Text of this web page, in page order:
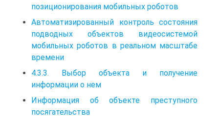
позиционирования мобильных роботов
Автоматизированный контроль состояния
подводных объектов видеосистемой
мобильных роботов в реальном масштабе
времени
4.3.3. Выбор объекта и получение
информации о нем
Информация об объекте преступного
посягательства